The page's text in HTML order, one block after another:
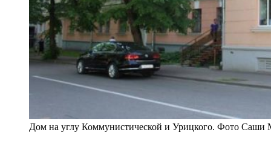
Дом на углу Коммунистической и Урицкого. Фото Саши